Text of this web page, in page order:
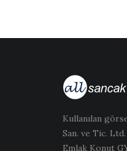
Kullanılan
San. ve Tic.
Emlak Konut